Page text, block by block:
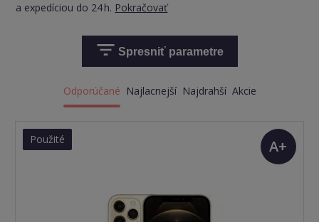
a expedíciou do 24 h. Pokračovať
Spresniť parametre
Odporúčané Najlacnejší Najdrahší Akcie
Použité
A+